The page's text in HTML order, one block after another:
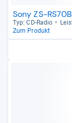
Sony ZS-
Typ: CD-​Radio
Zum Produkt